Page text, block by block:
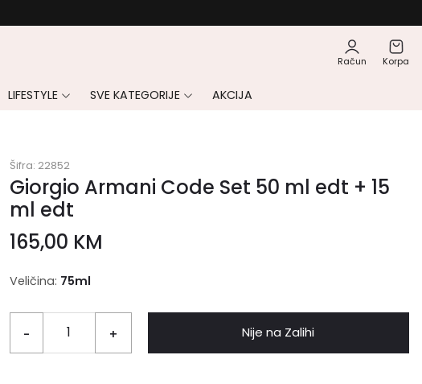
Račun Korpa
LIFESTYLE SVE KATEGORIJE AKCIJA
Šifra: 22852
Giorgio Armani Code Set 50 ml edt + 15
ml edt
165,00 KM
Veličina: 75ml
- + Nije na Zalihi